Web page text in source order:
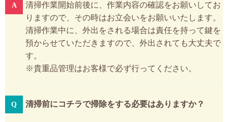
清掃作業開始前後に、作業内容の確認をお願いしてお
りますので、その時はお立会いをお願いいたします。
清掃作業中に、外出をされる場合は責任を持って鍵を
預からせていただきますので、外出されても大丈夫で
す。
※貴重品管理はお客様で必ず行ってください。
清掃前にコチラで掃除をする必要はありますか？